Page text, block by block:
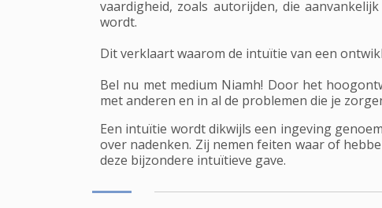
vaardigheid, zoals autorijden, die
wordt.
Dit verklaart waarom de intuïtie van een
Bel nu met medium Niamh! Door het
met anderen en in al de problemen die je
Een intuïtie wordt dikwijls een ingeving
over nadenken. Zij nemen feiten waar of
deze bijzondere intuïtieve gave.